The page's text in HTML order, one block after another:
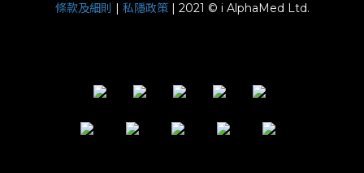
條款及細則 | 私隱政策| 2021 © i AlphaMed Ltd.